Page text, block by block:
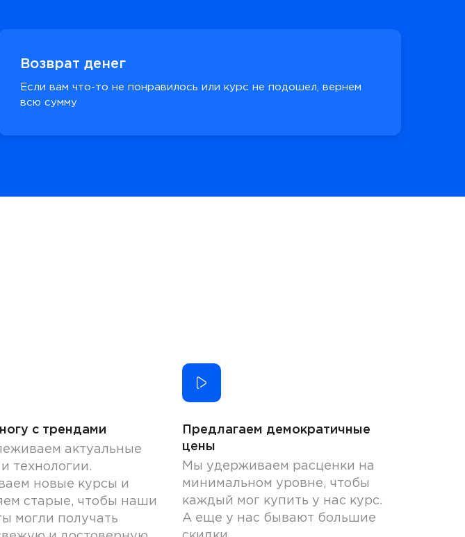
Возврат денег
Если вам что-то не понравилось или курс не подошел, вернем
всю сумму
с трендами
актуальные
технологии.
новые курсы и
старые, чтобы наши
могли получать
Предлагаем демократичные
цены
Мы удерживаем расценки на
минимальном уровне, чтобы
каждый мог купить у нас курс.
А еще у нас бывают большие